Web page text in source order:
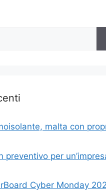
malta con
preventivo per
Cyber Monday